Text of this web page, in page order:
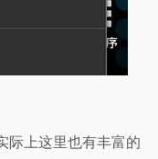
际上这里也有丰富的